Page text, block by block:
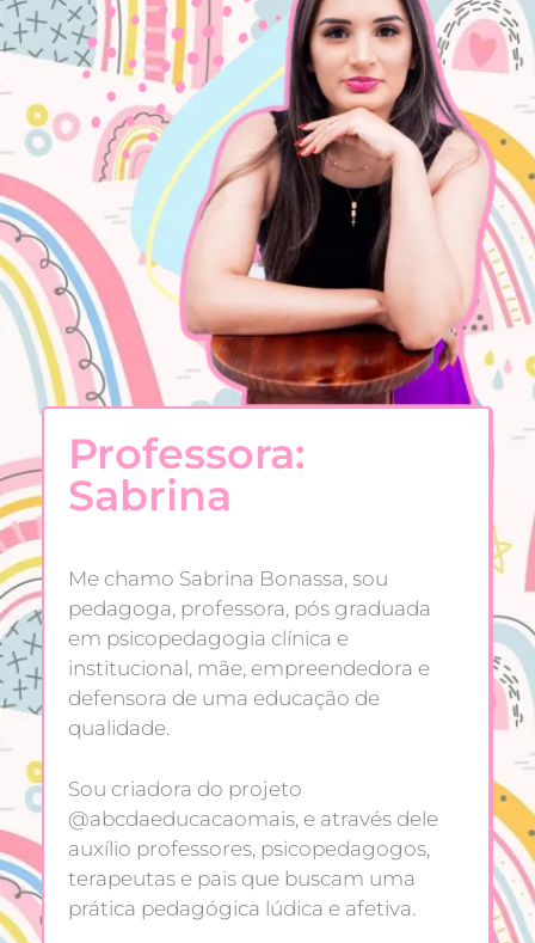
Professora:
Sabrina
Me chamo Sabrina Bonassa, sou
pedagoga, professora, pós graduada
em psicopedagogia clínica e
institucional, mãe, empreendedora e
defensora de uma educação de
qualidade.
Sou criadora do projeto
@abcdaeducacaomais, e através dele
auxílio professores, psicopedagogos,
terapeutas e pais que buscam uma
prática pedagógica lúdica e afetiva.